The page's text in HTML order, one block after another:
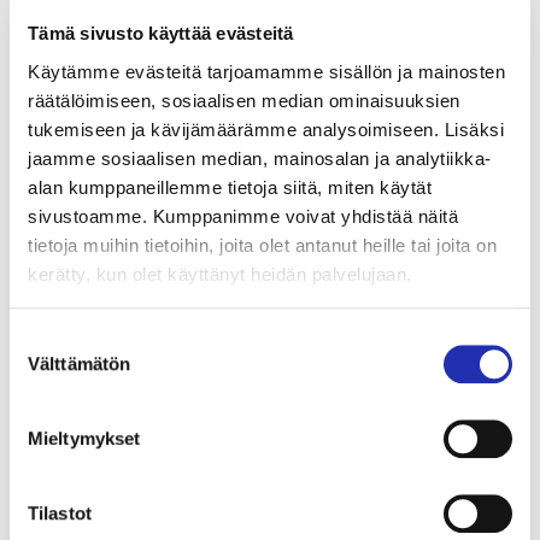
Tämä sivusto käyttää evästeitä
Käytämme evästeitä tarjoamamme sisällön ja mainosten
räätälöimiseen, sosiaalisen median ominaisuuksien
tukemiseen ja kävijämäärämme analysoimiseen. Lisäksi
jaamme sosiaalisen median, mainosalan ja analytiikka-
alan kumppaneillemme tietoja siitä, miten käytät
sivustoamme. Kumppanimme voivat yhdistää näitä
tietoja muihin tietoihin, joita olet antanut heille tai joita on
kerätty, kun olet käyttänyt heidän palvelujaan.
valinta
Välttämätön
Mieltymykset
Tilastot
uusiutuvalla ja paikallisesti tuotetulla
kaukolämmöllämme ja viilenee uusiutuvalla
kaukojäähdytyksellämme”, Tampereen Energian
toimitusjohtajaJussi Laitinenkertoo.
Puistokonsertin aikana Sorsapuiston tapahtuma-
alueella on myynnissä kylmää ja kuumaa juotavaa
sekä suolaista ja makeaa syötävää. Ravintola Tuhto
palvelee konserttipäivänä laajennetuin aukioloajoin
puolelle. Tampere-talon lipunmyynnistä voi
konserttipäivänä ostaa tarjoushintaisia lippuja syksyn
tapahtumiin. Ennen Tampere Filharmonian
kuulijoita jo klo 15 alkaen.